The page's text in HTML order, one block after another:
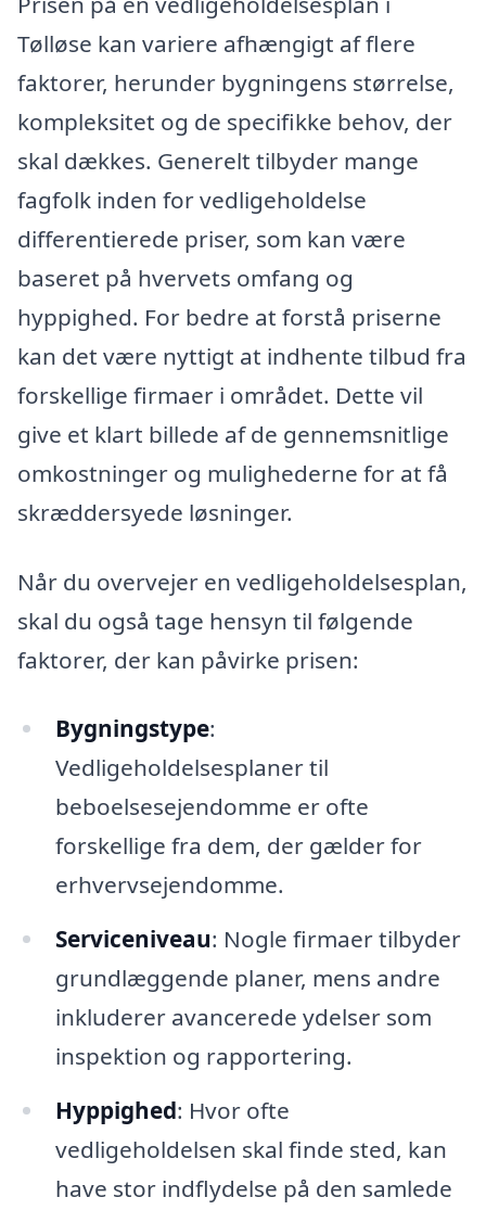
Tølløse kan variere afhængigt af flere
faktorer, herunder bygningens størrelse,
kompleksitet og de specifikke behov, der
skal dækkes. Generelt tilbyder mange
fagfolk inden for vedligeholdelse
differentierede priser, som kan være
baseret på hvervets omfang og
hyppighed. For bedre at forstå priserne
kan det være nyttigt at indhente tilbud fra
forskellige firmaer i området. Dette vil
give et klart billede af de gennemsnitlige
omkostninger og mulighederne for at få
skræddersyede løsninger.
Når du overvejer en vedligeholdelsesplan,
skal du også tage hensyn til følgende
faktorer, der kan påvirke prisen:
Bygningstype:
Vedligeholdelsesplaner til
beboelsesejendomme er ofte
forskellige fra dem, der gælder for
erhvervsejendomme.
Serviceniveau: Nogle firmaer tilbyder
grundlæggende planer, mens andre
inkluderer avancerede ydelser som
inspektion og rapportering.
Hyppighed: Hvor ofte
vedligeholdelsen skal finde sted, kan
have stor indflydelse på den samlede